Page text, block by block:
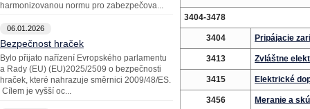
harmonizovanou normu pro zabezpečova...
06.01.2026
Bezpečnost hraček
Bylo přijato nařízení Evropského parlamentu
a Rady (EU) (EU)2025/2509 o bezpečnosti
hraček, které nahrazuje směrnici 2009/48/ES.
Cílem je vyšší oc...
3404-3478
3404 Pripájacie
3413 Zvláštne
3415 Elektrické
3456 Meranie a